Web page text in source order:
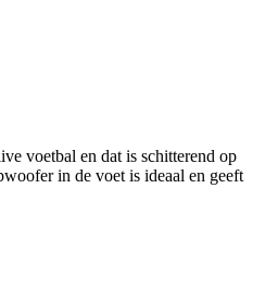
voetbal en dat is schitterend op
in de voet is ideaal en geeft